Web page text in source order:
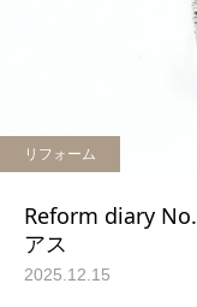
リフォーム
Reform diary
アス
2025.12.15